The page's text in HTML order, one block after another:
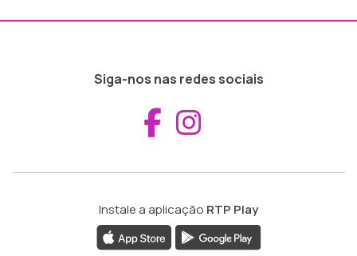
Siga-nos nas redes sociais
Aceder ao
Instale a aplicação RTP Play